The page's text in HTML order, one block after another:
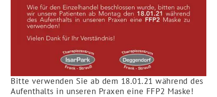
Bitte verwenden Sie ab dem 18.01.21 während des
Aufenthalts in unseren Praxen eine FFP2 Maske!